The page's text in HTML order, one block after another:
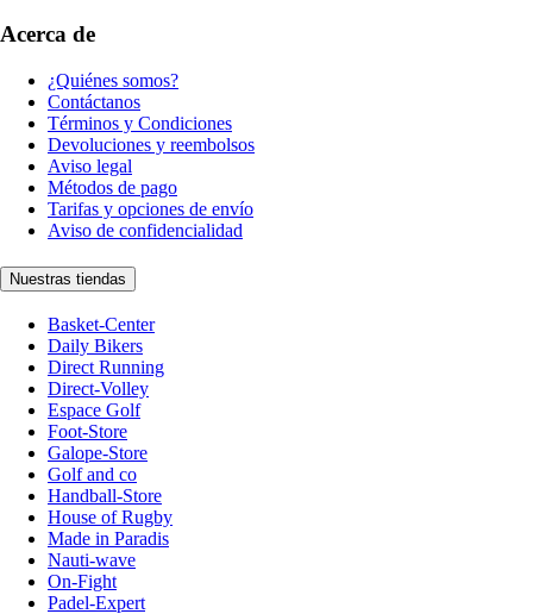
Acerca de
¿Quiénes somos?
Contáctanos
Términos y Condiciones
Devoluciones y reembolsos
Aviso legal
Métodos de pago
Tarifas y opciones de envío
Aviso de confidencialidad
Nuestras tiendas
Basket-Center
Daily Bikers
Direct Running
Direct-Volley
Espace Golf
Foot-Store
Galope-Store
Golf and co
Handball-Store
House of Rugby
Made in Paradis
Nauti-wave
On-Fight
Padel-Expert